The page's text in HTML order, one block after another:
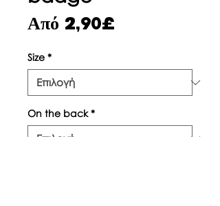
Από 2,90£
Size *
On the back *